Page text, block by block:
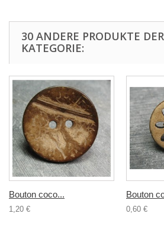
30 ANDERE PRODUKTE
KATEGORIE:
Bouton coco...
1,20 €
Bouton
0,60 €